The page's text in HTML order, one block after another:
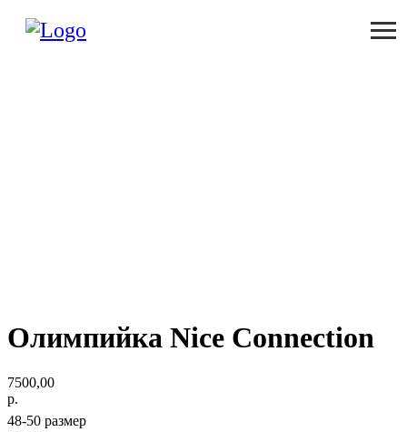
Олимпийка Nice Connection
7500,00
р.
48-50 размер